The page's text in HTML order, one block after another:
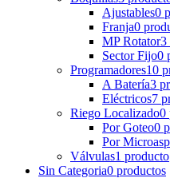
Ajustables0
Franja0
MP Rotator3
Sector Fijo0
Programadores10
A Batería3
Eléctricos7
Riego Localizado0
Por Goteo0
Por
Válvulas1 producto
Sin Categoria0 productos